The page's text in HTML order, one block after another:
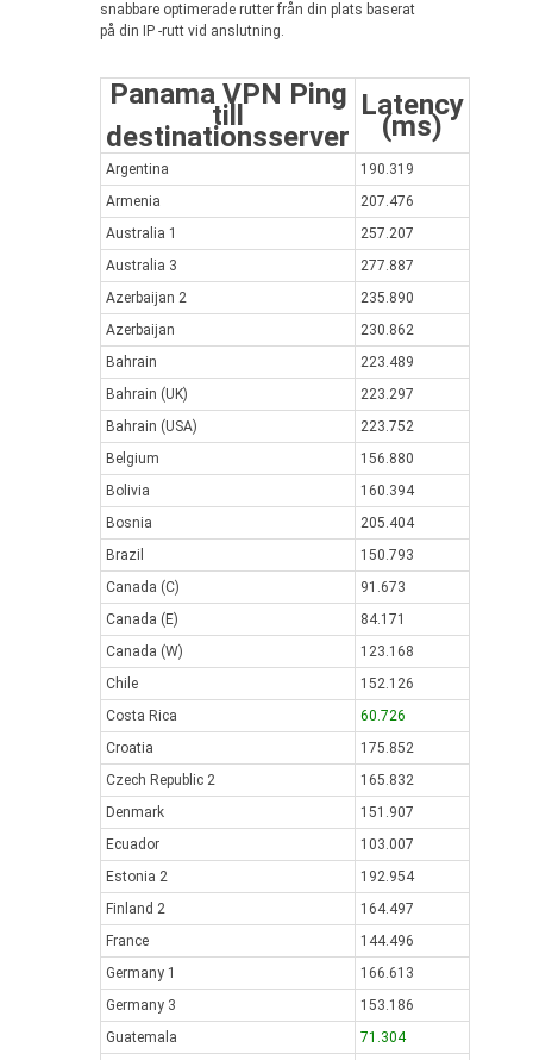
snabbare optimerade rutter från din plats baserat
på din IP -rutt vid anslutning.
Panama VPN Ping
till
destinationsserver
Latency
(ms)
Argentina
190.319
Armenia
207.476
Australia 1
257.207
Australia 3
277.887
Azerbaijan 2
235.890
Azerbaijan
230.862
Bahrain
223.489
Bahrain (UK)
223.297
Bahrain (USA)
223.752
Belgium
156.880
Bolivia
160.394
Bosnia
205.404
Brazil
150.793
Canada (C)
91.673
Canada (E)
84.171
Canada (W)
123.168
Chile
152.126
Costa Rica
60.726
Croatia
175.852
Czech Republic 2
165.832
Denmark
151.907
Ecuador
103.007
Estonia 2
192.954
Finland 2
164.497
France
144.496
Germany 1
166.613
Germany 3
153.186
Guatemala
71.304